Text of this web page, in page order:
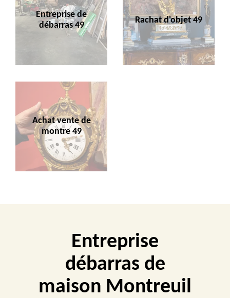
Entreprise de
débarras 49
Rachat d'objet 49
Achat vente de
montre 49
Entreprise
débarras de
maison Montreuil